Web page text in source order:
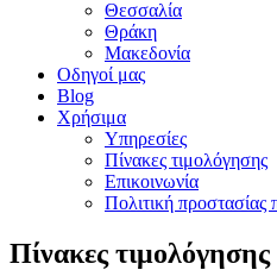
Θεσσαλία
Θράκη
Μακεδονία
Οδηγοί μας
Blog
Χρήσιμα
Υπηρεσίες
Πίνακες τιμολόγησης
Επικοινωνία
Πολιτική
Πίνακες τιμολόγησης